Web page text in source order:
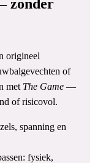
zonder
origineel
of
met The Game —
of risicovol.
spanning en
fysiek,